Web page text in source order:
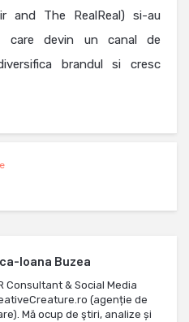
and The RealReal) si-au
care devin un canal de
brandul si cresc
Ioana Buzea
Consultant & Social Media
(agenție de
Mă ocup de ştiri, analize și